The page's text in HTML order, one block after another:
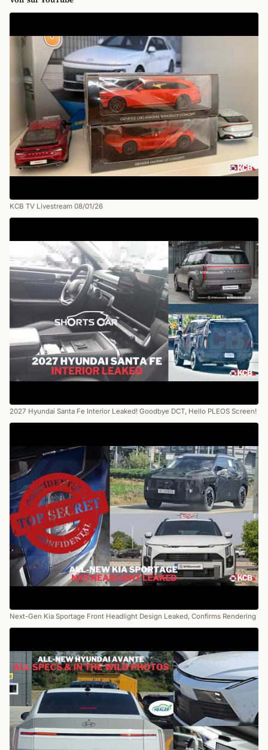
KCB TV Livestream 08/01/26
2027 Hyundai Santa Fe Interior Leaked! Goodbye DCT, Hello PLEOS Screen!
Next-Gen Kia Sportage Front Headlight Design Leaked, Confirms Rendering